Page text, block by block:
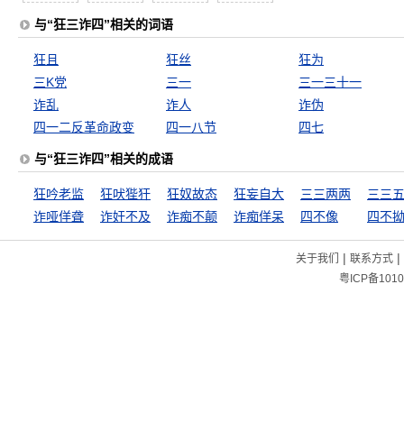
与“狂三诈四”相关的词语
狂且 狂丝
狂为
三K党
三一
三一三十一
诈乱
诈人
诈伪
四一二反革命政变
四一八节 四七
与“狂三诈四”相关的成语
狂吟老监 狂吠狴犴 狂奴故态 狂妄自大 三三两两
三三
诈哑佯聋
诈奸不及 诈痴不颠 诈痴佯呆 四不像 四不
关于我们 | 联系方式|
粤ICP备